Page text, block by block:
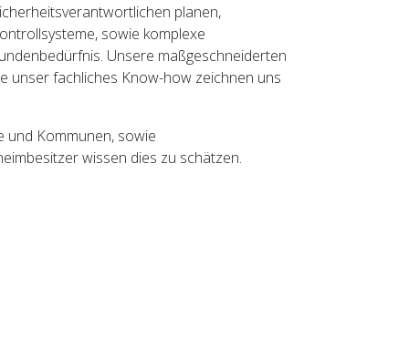
planen,
sowie komplexe
Unsere maßgeschneiderten
unser fachliches Know-how zeichnen uns
und Kommunen, sowie
wissen dies zu schätzen.